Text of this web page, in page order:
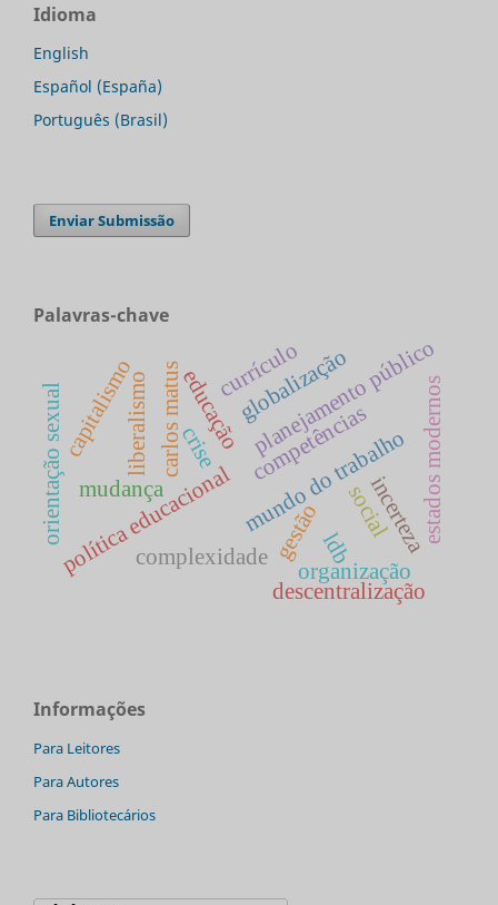
Idioma
English
Español (España)
Português (Brasil)
Enviar Submissão
Palavras-chave
competências
educação
mundo do trabalho
política educacional
planejamento público
carlos matus
gestão
complexidade incerteza
crise
mudança
organização
estados modernos
liberalismo globalização
capitalismo
social
ldb
currículo
descentralização
orientação sexual
Informações
Para Leitores
Para Autores
Para Bibliotecários